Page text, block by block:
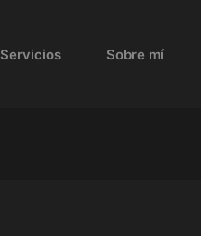
Servicios Sobre mí